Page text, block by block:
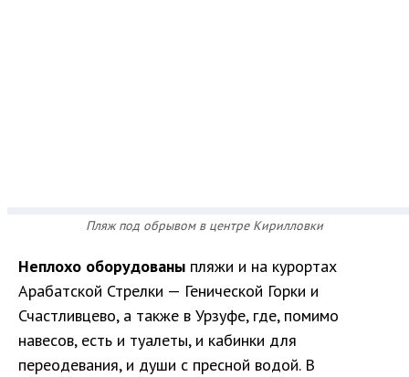
Пляж под обрывом в центре Кирилловки
Неплохо оборудованы пляжи и на курортах
Арабатской Стрелки — Генической Горки и
Счастливцево, а также в Урзуфе, где, помимо
навесов, есть и туалеты, и кабинки для
переодевания, и души с пресной водой. В